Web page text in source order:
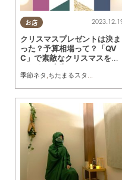
お店
クリスマスプレゼントは決ま
った？予算相場って？「QV
C」で素敵なクリスマスを／
ちたまる広告
季節ネタ ちたまるスタイル掲載店